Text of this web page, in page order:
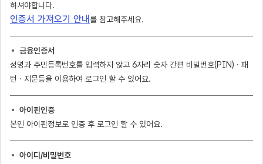
하셔야합니다.
인증서 가져오기 안내 를 참고해주세요.
금융인증서
성명과 주민등록번호를 입력하지 않고 6자리 숫자 간편 비밀번호(PIN) · 패
턴 · 지문등을 이용하여 로그인 할 수 있어요.
아이핀인증
본인 아이핀정보로 인증 후 로그인 할 수 있어요.
아이디/비밀번호